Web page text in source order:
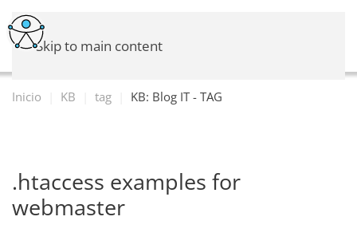
Skip to main content
Inicio KB tag KB: Blog IT - TAG
.htaccess examples for
webmaster